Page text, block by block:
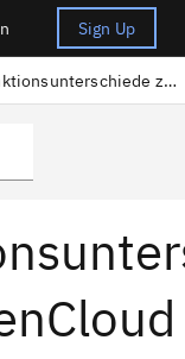
Sign Up
Funktionsunterschiede zwischenCloud Pak for Data Implementierungen